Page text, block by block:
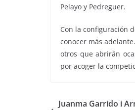
Pelayo y Pedreguer.
Con la configuración
conocer más
otros que abrirán
por acoger la
Juanma Garrido i